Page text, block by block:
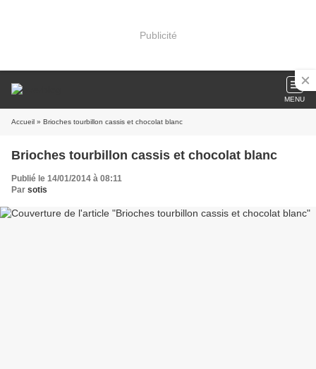
Publicité
MENU
Accueil » Brioches tourbillon cassis et chocolat blanc
Brioches tourbillon cassis et chocolat blanc
Publié le 14/01/2014 à 08:11
Par sotis